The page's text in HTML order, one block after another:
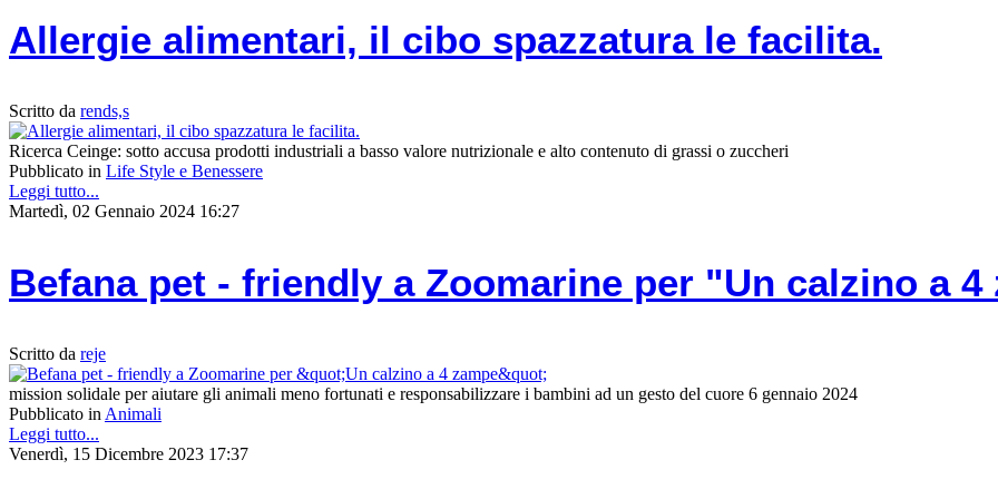
Allergie alimentari, il cibo spazzatura le facilita.
Scritto da rends,s
Ricerca Ceinge: sotto accusa prodotti industriali a basso valore nutrizionale e alto contenuto di grassi o zuccheri
Pubblicato in Life Style e Benessere
Leggi tutto...
Martedì, 02 Gennaio 2024 16:27
Befana pet - friendly a Zoomarine per "Un calzino a 4
Scritto da reje
mission solidale per aiutare gli animali meno fortunati e responsabilizzare i bambini ad un gesto del cuore 6 gennaio 2024
Pubblicato inAnimali
Leggi tutto...
Venerdì, 15 Dicembre 2023 17:37